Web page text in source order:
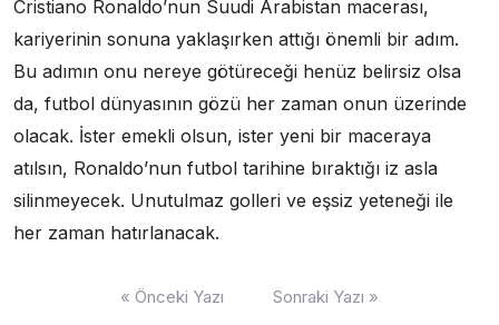
Cristiano Ronaldo’nun Suudi Arabistan macerası,
kariyerinin sonuna yaklaşırken attığı önemli bir adım.
Bu adımın onu nereye götüreceği henüz belirsiz olsa
da, futbol dünyasının gözü her zaman onun üzerinde
olacak. İster emekli olsun, ister yeni bir maceraya
atılsın, Ronaldo’nun futbol tarihine bıraktığı iz asla
silinmeyecek. Unutulmaz golleri ve eşsiz yeteneği ile
her zaman hatırlanacak.
« Önceki Yazı Sonraki Yazı »